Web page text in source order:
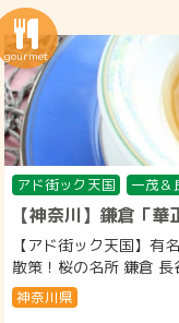
アド街ック天国 一茂＆
【神奈川】鎌倉「華
【アド街ック天国】有
散策！桜の名所 鎌倉
神奈川県